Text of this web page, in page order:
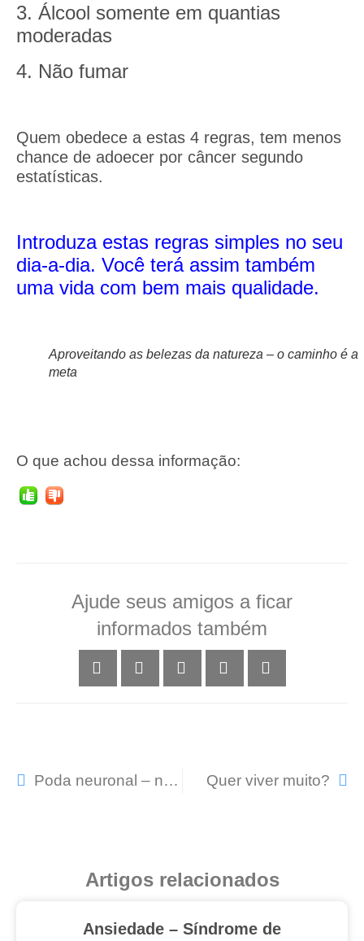
3. Álcool somente em quantias
moderadas
4. Não fumar
Quem obedece a estas 4 regras, tem menos
chance de adoecer por câncer segundo
estatísticas.
Introduza estas regras simples no seu
dia-a-dia. Você terá assim também
uma vida com bem mais qualidade.
Aproveitando as belezas da natureza – o caminho é a
meta
O que achou dessa informação:
Ajude seus amigos a ficar
informados também
Poda neuronal – não conheço mais meu filho… Quer viver muito?
Artigos relacionados
Ansiedade – Síndrome de